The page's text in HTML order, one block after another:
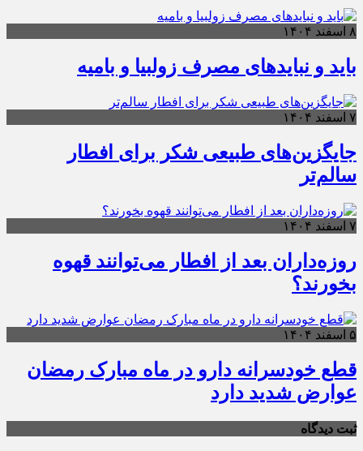
۸ اسفند ۱۴۰۴
باید و نبایدهای مصرف زولبیا و بامیه
۷ اسفند ۱۴۰۴
جایگزین‌های طبیعی شکر برای افطار
سالم‌تر
۷ اسفند ۱۴۰۴
روزه‌داران بعد از افطار می‌توانند قهوه
بخورند؟
۵ اسفند ۱۴۰۴
قطع خودسرانه دارو در ماه مبارک رمضان
عوارض شدید دارد
ثبت دیدگاه